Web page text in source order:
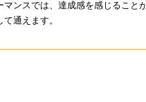
ンスでは、達成感を感じること
通えます。